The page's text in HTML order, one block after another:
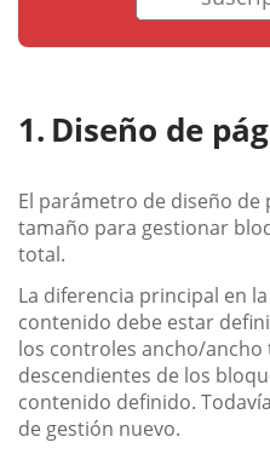
Diseño de
El parámetro de diseño
tamaño para gestionar
total.
La diferencia principal en
contenido debe estar
los controles ancho/
descendientes de los
contenido definido.
de gestión nuevo.